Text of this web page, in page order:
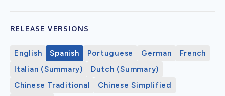
RELEASE VERSIONS
English Spanish Portuguese German
French
Italian (Summary)
Dutch (Summary)
Chinese Traditional
Chinese Simplified